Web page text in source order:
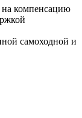
на компенсацию
самоходной и